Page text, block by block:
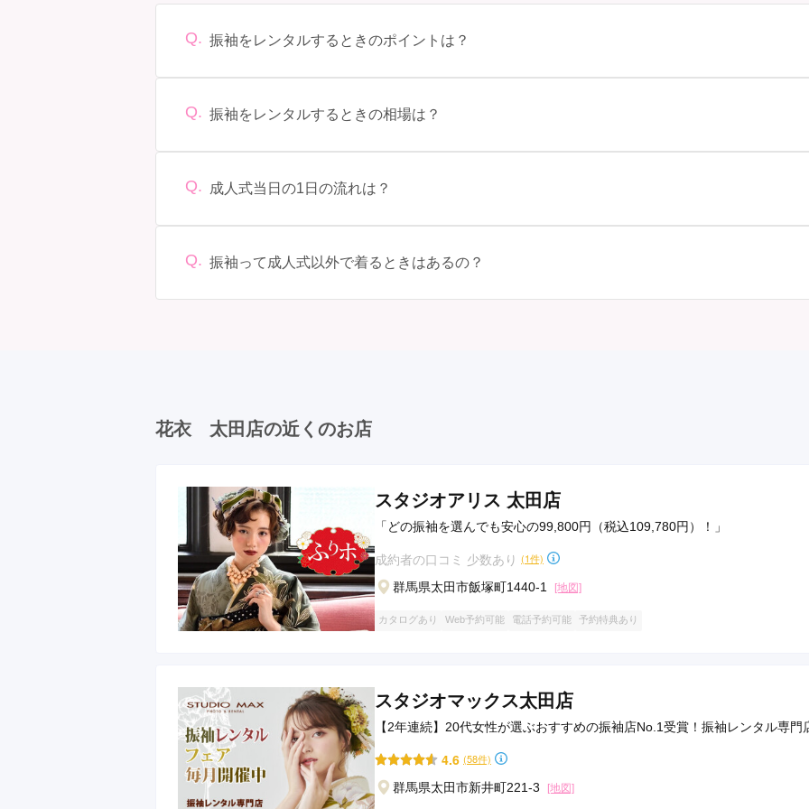
Q. 振袖をレンタルするときのポイントは？
選ぶことができます。また、プランやレンタル料金に含まれるもの（小物や帯、草履など）を確認しましょ
Q. 振袖をレンタルするときの相場は？
Q. 成人式当日の1日の流れは？
行うことが多いです。 帰宅: 帰宅後、振袖から着替えます。振袖は当日返却せず、後日お店に返却しに行く場
Q. 振袖って成人式以外で着るときはあるの？
花衣 太田店の近くのお店
スタジオアリス 太田店
「どの振袖を選んでも安心の99,800円（税込109,780円）！」
成約者の口コミ 少数あり (1件)
群馬県太田市飯塚町1440-1
[地図]
カタログあり Web予約可能 電話予約可能 予約特典あり
スタジオマックス太田店
【2年連続】20代女性が選ぶおすすめの振袖店No.1受賞！振袖レンタル専門
4.6 (58件)
群馬県太田市新井町221-3
[地図]